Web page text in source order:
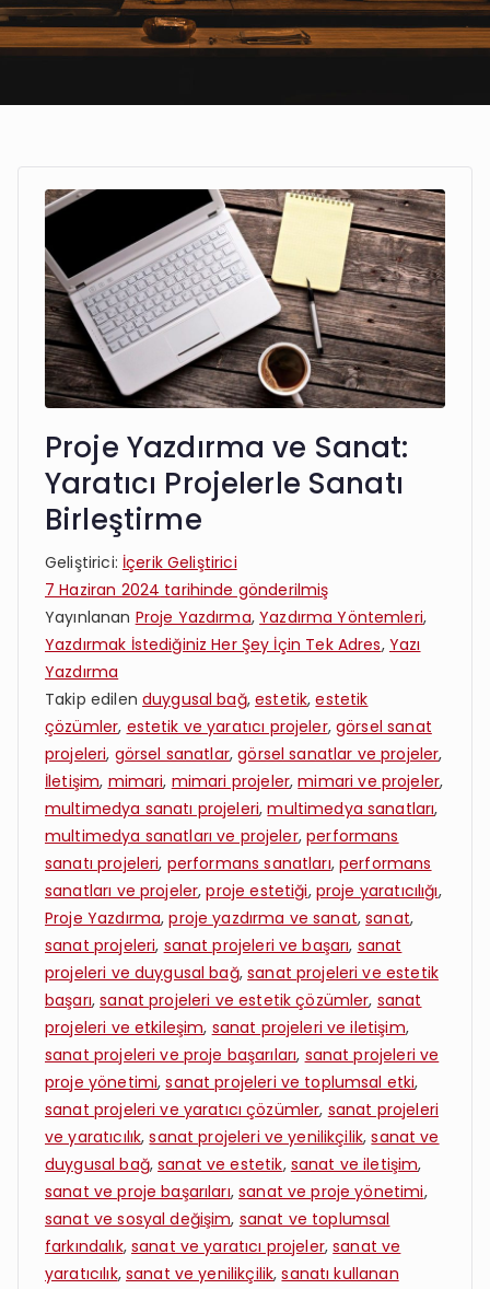
Proje Yazdırma ve Sanat:
Yaratıcı Projelerle Sanatı
Birleştirme
Geliştirici: İçerik Geliştirici
7 Haziran 2024 tarihinde gönderilmiş
Yayınlanan Proje Yazdırma,Yazdırma Yöntemleri,
Yazdırmak İstediğiniz Her Şey İçin Tek Adres, Yazı
Yazdırma
Takip edilen duygusal bağ,estetik,estetik
çözümler, estetik ve yaratıcı projeler,görsel sanat
projeleri, görsel sanatlar,görsel sanatlar ve projeler,
İletişim, mimari, mimari projeler,mimari ve projeler,
multimedya sanatı projeleri,multimedya sanatları,
multimedya sanatları ve projeler,performans
sanatı projeleri, performans sanatları,performans
sanatları ve projeler,proje estetiği, proje yaratıcılığı,
Proje Yazdırma,proje yazdırma ve sanat,sanat,
sanat projeleri, sanat projeleri ve başarı, sanat
projeleri ve duygusal bağ,sanat projeleri ve estetik
başarı,sanat projeleri ve estetik çözümler, sanat
projeleri ve etkileşim, sanat projeleri ve iletişim,
sanat projeleri ve proje başarıları, sanat projeleri ve
proje yönetimi,sanat projeleri ve toplumsal etki,
sanat projeleri ve yaratıcı çözümler, sanat projeleri
ve yaratıcılık,sanat projeleri ve yenilikçilik,sanat ve
duygusal bağ,sanat ve estetik, sanat ve iletişim,
sanat ve proje başarıları,sanat ve proje yönetimi,
sanat ve sosyal değişim, sanat ve toplumsal
farkındalık, sanat ve yaratıcı projeler,sanat ve
yaratıcılık, sanat ve yenilikçilik,sanatı kullanan